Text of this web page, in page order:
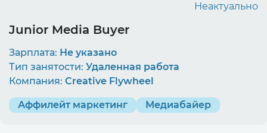
Junior Media Buyer
Неактуально
Зарплата: Не указано
Тип занятости: Удаленная работа
Компания: Creative Flywheel
Аффилейт маркетинг Медиабайер